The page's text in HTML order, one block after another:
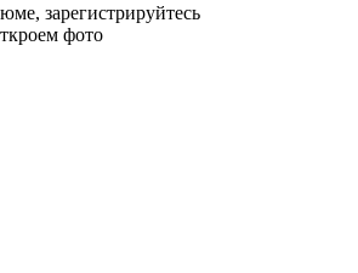
зарегистрируйтесь
фото